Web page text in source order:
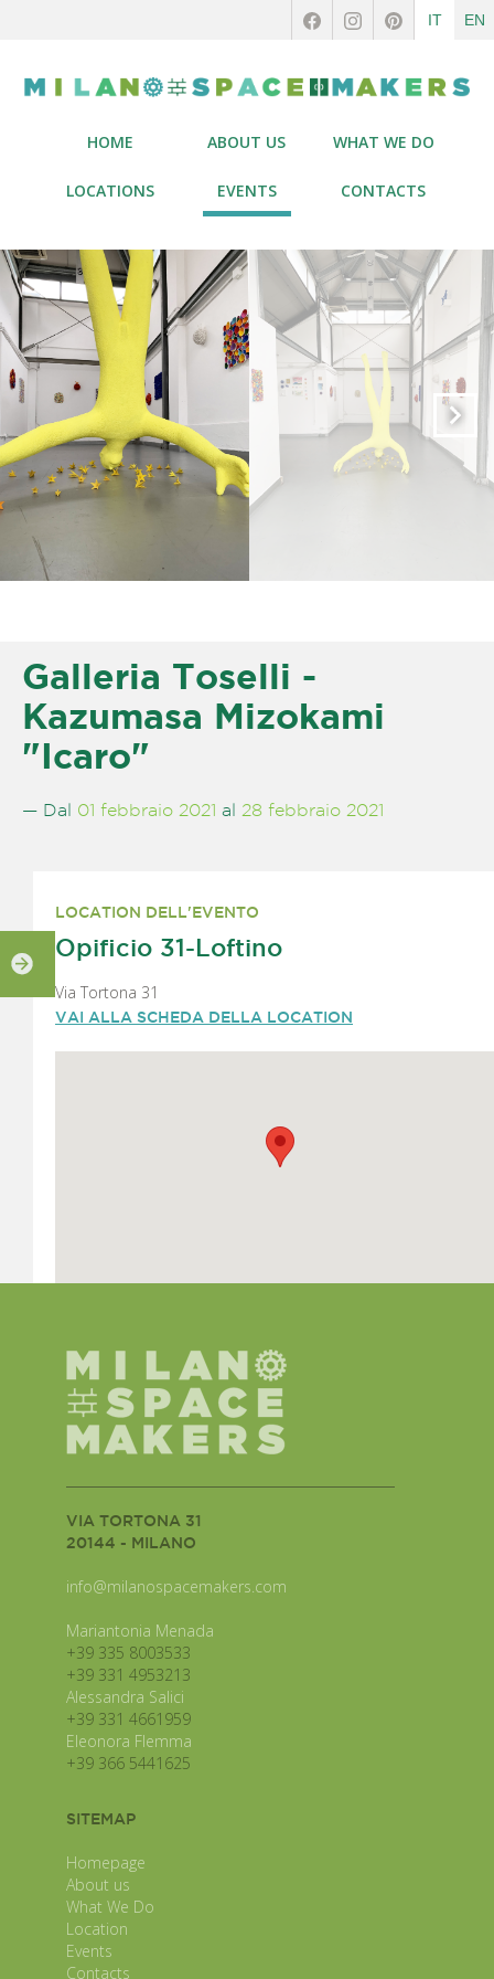
IT EN
HOME ABOUT US WHAT WE DO
LOCATIONS EVENTS CONTACTS
Galleria Toselli -
Kazumasa Mizokami
"Icaro"
— Dal 01 febbraio 2021 al 28 febbraio 2021
LOCATION DELL'EVENTO
Opificio 31-Loftino
Via Tortona 31
VAI ALLA SCHEDA DELLA LOCATION
VIA TORTONA 31
20144 - MILANO
info@milanospacemakers.com
Mariantonia Menada
+39 335 8003533
+39 331 4953213
Alessandra Salici
+39 331 4661959
Eleonora Flemma
+39 366 5441625
SITEMAP
Homepage
About us
What We Do
Location
Events
Contacts